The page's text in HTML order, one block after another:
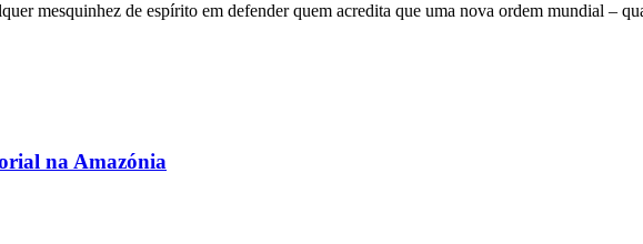
mesquinhez de espírito em defender quem acredita que uma nova ordem mundial –
na Amazónia